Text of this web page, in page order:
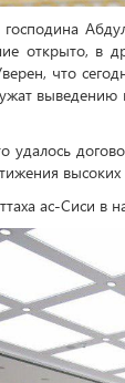
открыто, в
что
удалось
высоких
ас-Сиси в